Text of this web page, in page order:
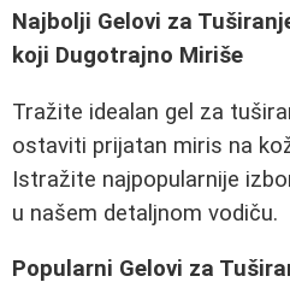
Najbolji Gelovi za
koji Dugotrajno Miriše
Tražite idealan gel za
ostaviti prijatan miris na
Istražite najpopularnije
u našem detaljnom vodiču.
Popularni Gelovi za